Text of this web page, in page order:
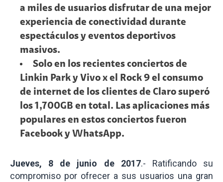
a miles de usuarios disfrutar de una mejor
experiencia de conectividad durante
espectáculos y eventos deportivos
masivos.
Solo en los recientes conciertos de
Linkin Park y Vivo x el Rock 9 el consumo
de internet de los clientes de Claro superó
los 1,700GB en total. Las aplicaciones más
populares en estos conciertos fueron
Facebook y WhatsApp.
Jueves, 8 de junio de 2017.- Ratificando su
compromiso por ofrecer a sus usuarios una gran